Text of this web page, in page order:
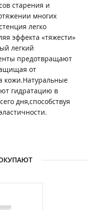
старения и
многих
легко
эффекта «тяжести»
легкий
предотвращают
от
кожи.Натуральные
гидратацию в
дня,способствуя